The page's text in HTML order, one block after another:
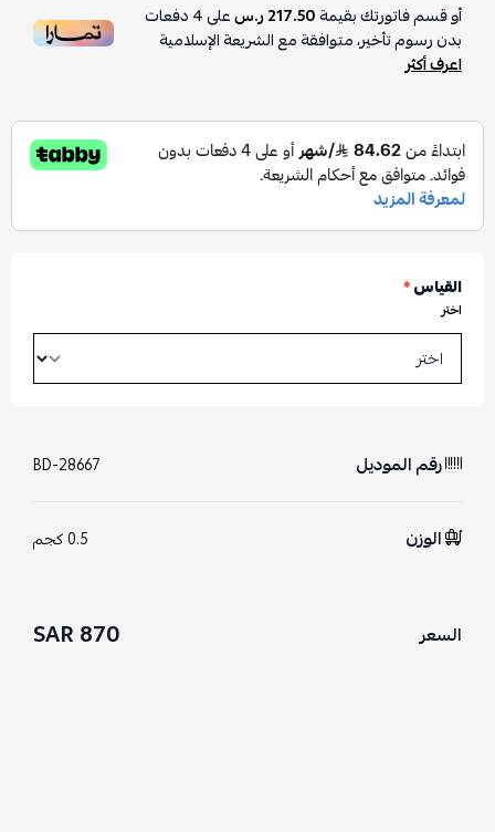
أو قسم فاتورتك بقيمة217.50 ر.س على4دفعات
بدون رسوم تأخير، متوافقة مع الشريعة الإسلامية
اعرف أكثر
القياس*
اختر
رقم الموديل BD-28667
الوزن 0.5 كجم
السعر 870 SAR